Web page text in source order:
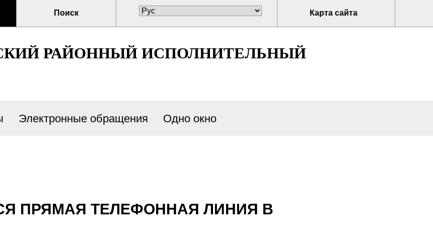
Поиск Карта сайта
РАЙОННЫЙ ИСПОЛНИТЕЛЬНЫЙ
Электронные обращения Одно окно
ПРЯМАЯ ТЕЛЕФОННАЯ ЛИНИЯ В